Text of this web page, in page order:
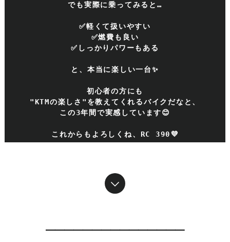
でも実際に乗ってみると…
✅軽くて扱いやすい
✅燃費も良い
✅しっかりパワーもある
と、本当に楽しい一台✨
初心者の方にも
"KTMの楽しさ"を教えてくれるバイクだなと、
この3年間で実感しています😊
これからもよろしくね、RC 390💜
━━━━━━━━━━━━━━━